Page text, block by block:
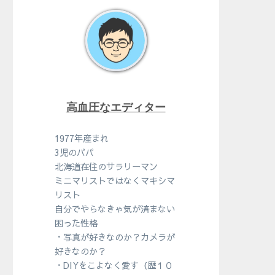
高血圧なエディター
1977年産まれ
3児のパパ
北海道在住のサラリーマン
ミニマリストではなくマキシマ
リスト
自分でやらなきゃ気が済まない
困った性格
・写真が好きなのか？カメラが
好きなのか？
・DIYをこよなく愛す（歴１０